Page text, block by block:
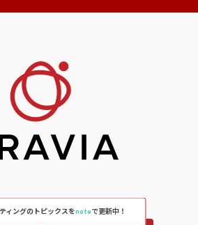
ィングのトピックスをnoteで更新中！